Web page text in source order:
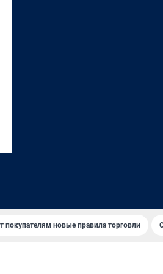
покупателям новые правила торговли